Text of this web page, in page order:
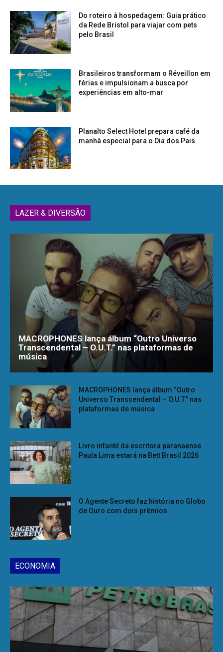
Do roteiro à hospedagem: Guia prático
da Rede Bristol para viajar com pets
pelo Brasil
Brasileiros transformam o Réveillon em
férias e impulsionam a busca por
experiências em alto-mar
Planalto Select Hotel prepara café da
manhã especial para o Dia dos Pais
LAZER & DIVERSÃO
MACROPHONES lança álbum “Outro Universo
Transcendental – O.U.T.” nas plataformas de
música
MACROPHONES lança álbum “Outro
Universo Transcendental – O.U.T.” nas
plataformas de música
Livro infantil da escritora paranaense
Paula Lima estará na Bett Brasil 2026
O Agente Secreto faz história no Globo
de Ouro com dois prêmios
ECONOMIA